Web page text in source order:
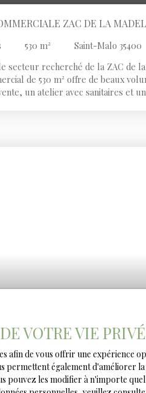
ZAC DE LA
530 m²
Saint-Malo 35400
secteur recherché de la ZAC de
de 530 m² offre de beaux
un atelier avec sanitaires et
HT HC
VOTRE VIE
afin de vous offrir une expérience
permettent également d'améliorer
pouvez les modifier à n'importe